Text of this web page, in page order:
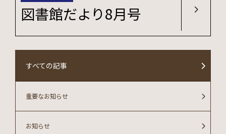
図書館だより8月号
すべての記事
重要なお知らせ
お知らせ